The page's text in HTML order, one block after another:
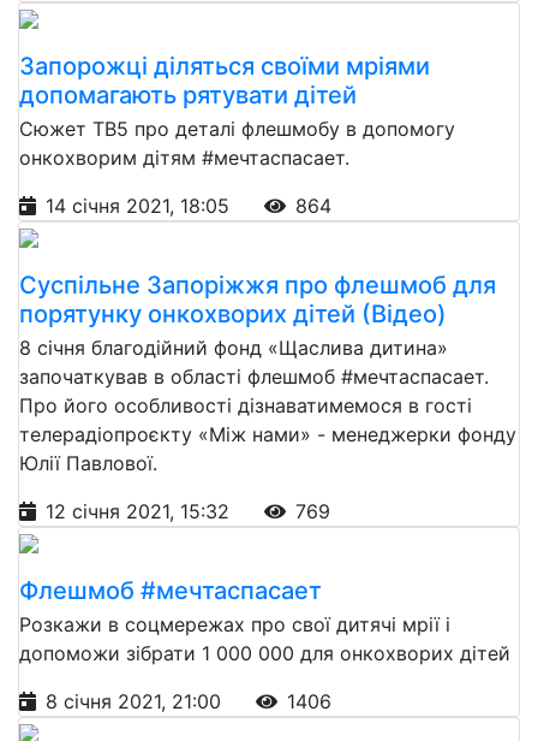
Запорожці діляться своїми мріями
допомагають рятувати дітей
Сюжет ТВ5 про деталі флешмобу в допомогу
онкохворим дітям #мечтаспасает.
14 січня 2021, 18:05
864
Суспільне Запоріжжя про флешмоб для
порятунку онкохворих дітей (Відео)
8 січня благодійний фонд «Щаслива дитина»
започаткував в області флешмоб #мечтаспасает.
Про його особливості дізнаватимемося в гості
телерадіопроєкту «Між нами» - менеджерки фонду
Юлії Павлової.
12 січня 2021, 15:32
769
Флешмоб #мечтаспасает
Розкажи в соцмережах про свої дитячі мрії і
допоможи зібрати 1 000 000 для онкохворих дітей
8 січня 2021, 21:00
1406